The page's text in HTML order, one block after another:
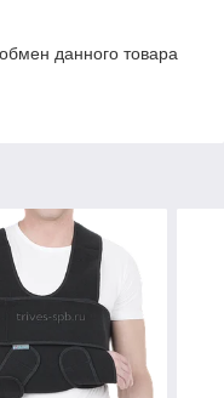
данного товара